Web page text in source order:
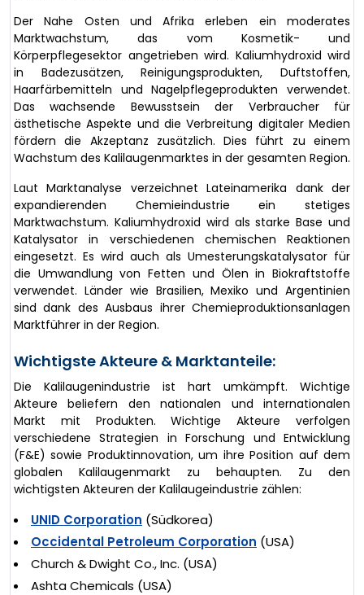
Der Nahe Osten und Afrika erleben ein moderates
Marktwachstum, das vom Kosmetik- und
Körperpflegesektor angetrieben wird. Kaliumhydroxid wird
in Badezusätzen, Reinigungsprodukten, Duftstoffen,
Haarfärbemitteln und Nagelpflegeprodukten verwendet.
Das wachsende Bewusstsein der Verbraucher für
ästhetische Aspekte und die Verbreitung digitaler Medien
fördern die Akzeptanz zusätzlich. Dies führt zu einem
Wachstum des Kalilaugenmarktes in der gesamten Region.
Laut Marktanalyse verzeichnet Lateinamerika dank der
expandierenden Chemieindustrie ein stetiges
Marktwachstum. Kaliumhydroxid wird als starke Base und
Katalysator in verschiedenen chemischen Reaktionen
eingesetzt. Es wird auch als Umesterungskatalysator für
die Umwandlung von Fetten und Ölen in Biokraftstoffe
verwendet. Länder wie Brasilien, Mexiko und Argentinien
sind dank des Ausbaus ihrer Chemieproduktionsanlagen
Marktführer in der Region.
Wichtigste Akteure & Marktanteile:
Die Kalilaugenindustrie ist hart umkämpft. Wichtige
Akteure beliefern den nationalen und internationalen
Markt mit Produkten. Wichtige Akteure verfolgen
verschiedene Strategien in Forschung und Entwicklung
(F&E) sowie Produktinnovation, um ihre Position auf dem
globalen Kalilaugenmarkt zu behaupten. Zu den
wichtigsten Akteuren der Kalilaugeindustrie zählen:
UNID Corporation (Südkorea)
Occidental Petroleum Corporation (USA)
Church & Dwight Co., Inc. (USA)
Ashta Chemicals (USA)